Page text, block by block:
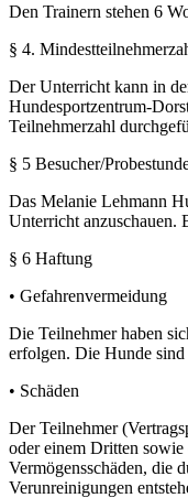
Den Trainern stehen 6
§ 4.
Der Unterricht kann in
Hundesportzentrum-
Teilnehmerzahl
§ 5 Besucher/
Das Melanie Lehmann
Unterricht anzuschauen.
§ 6 Haftung
• Gefahrenvermeidung
Die Teilnehmer haben
erfolgen. Die Hunde sind
• Schäden
Der Teilnehmer
oder einem Dritten sowie
Vermögensschäden, die
Verunreinigungen